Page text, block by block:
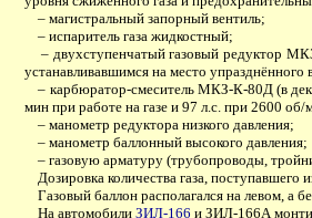
– магистральный запорный вентиль;
– испаритель газа жидкостный;
– двухступенчатый газовый редуктор
устанавливавшимся на место упразднённого
– карбюратор-смеситель МКЗ-К-80Д (в
мин при работе на газе и 97 л.с. при 2600
– манометр редуктора низкого давления;
– манометр баллонный высокого давления;
– газовую арматуру (трубопроводы,
Дозировка количества газа, поступавшего
Газовый баллон располагался на левом, а
На автомобилиЗИЛ-166 и ЗИЛ-166А